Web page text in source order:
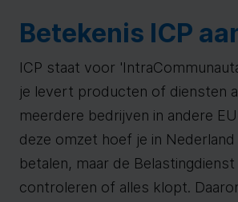
Betekenis ICP
ICP staat voor
je levert producten of diensten
meerdere bedrijven in andere
deze omzet hoef je in
betalen, maar de Belastingdienst
controleren of alles klopt.